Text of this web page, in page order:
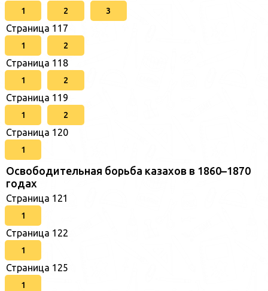
1 2 3
Страница 117
1 2
Страница 118
1 2
Страница 119
1 2
Страница 120
1
Освободительная борьба казахов в 1860–1870
годах
Страница 121
1
Страница 122
1
Страница 125
1